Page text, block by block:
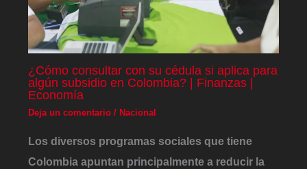
¿Cómo consultar con su cédula si aplica para
algún subsidio en Colombia? | Finanzas |
Economía
Deja un comentario / Nacional
Los diversos programas sociales que tiene
Colombia apuntan principalmente a reducir la